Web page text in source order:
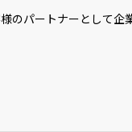
のパートナーとして企